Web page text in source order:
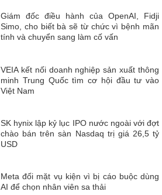
Giám đốc điều hành của OpenAI, Fidji
Simo, cho biết bà sẽ từ chức vì bệnh mãn
tính và chuyển sang làm cố vấn
VEIA kết nối doanh nghiệp sản xuất thông
minh Trung Quốc tìm cơ hội đầu tư vào
Việt Nam
SK hynix lập kỷ lục IPO nước ngoài với đợt
chào bán trên sàn Nasdaq trị giá 26,5 tỷ
USD
Meta đối mặt vụ kiện vì bị cáo buộc dùng
AI để chọn nhân viên sa thải